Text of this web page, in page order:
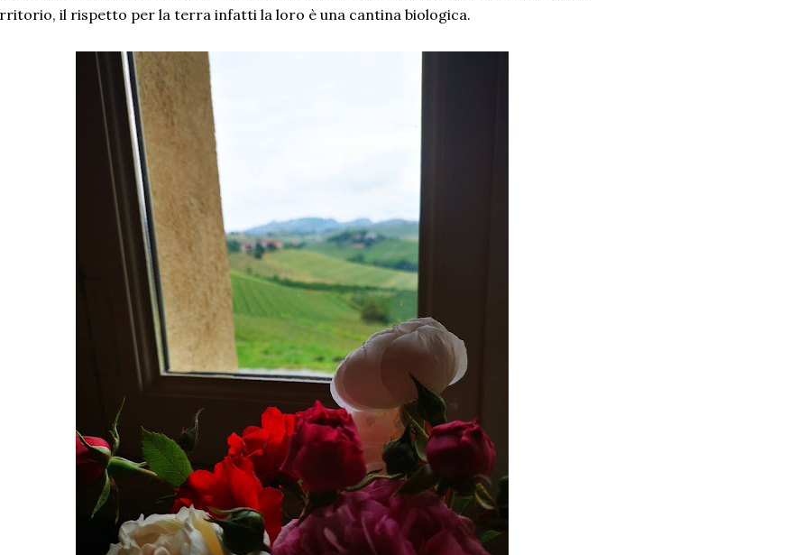
il rispetto per la terra infatti la loro è una cantina biologica.